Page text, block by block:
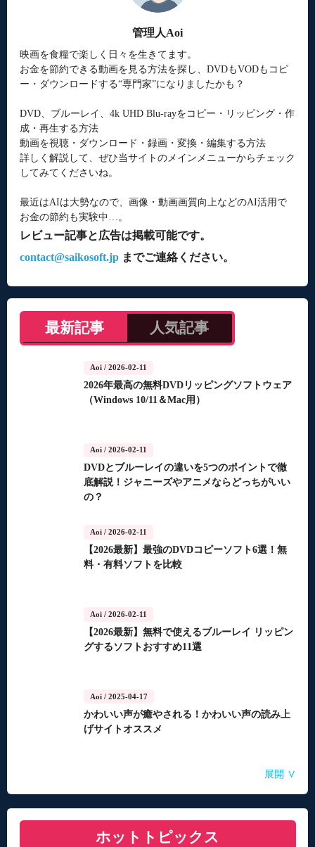
管理人Aoi
映画を食糧で楽しく日々を生きてます。
お金を節約できる動画を見る方法を探し、DVDもVODもコピ
ー・ダウンロードする“専門家”になりましたかも？
DVD、ブルーレイ、4k UHD Blu-rayをコピー・リッピング・作
成・再生する方法
動画を視聴・ダウンロード・録画・変換・編集する方法
詳しく解説して、ぜひ当サイトのメインメニューからチェック
してみてくださいね。
最近はAIは大勢なので、画像・動画画質向上などのAI活用で
お金の節約も実験中…。
レビュー記事と広告は掲載可能です。
contact@saikosoft.jpまでご連絡ください。
最新記事 人気記事
Aoi/ 2026-02-11
2026年最高の無料DVDリッピングソフトウェア
（Windows 10/11＆Mac用）
Aoi/ 2026-02-11
DVDとブルーレイの違いを5つのポイントで徹
底解説！ジャニーズやアニメならどっちがいい
の？
Aoi/ 2026-02-11
【2026最新】最強のDVDコピーソフト6選！無
料・有料ソフトを比較
Aoi/ 2026-02-11
【2026最新】無料で使えるブルーレイ リッピン
グするソフトおすすめ11選
Aoi/ 2025-04-17
かわいい声が癒やされる！かわいい声の読み上
げサイトオススメ
自動音声読み上げ無料ツールランキング！使い
やすさと機能を比較
【2026年最新】合成音声のフリーソフト・サイ
ト・アプリおすすめ7選！
【2026年更新】AI音声読み上げソフト・サイ
ト・アプリ8選！【無料】
【2026最新】TuneFabの使い方・評判・違法性
をご紹介！最優の代替品は？
【2026最新】ひまわり動画のダウンロード方法
展開 ∨
ホットトピックス